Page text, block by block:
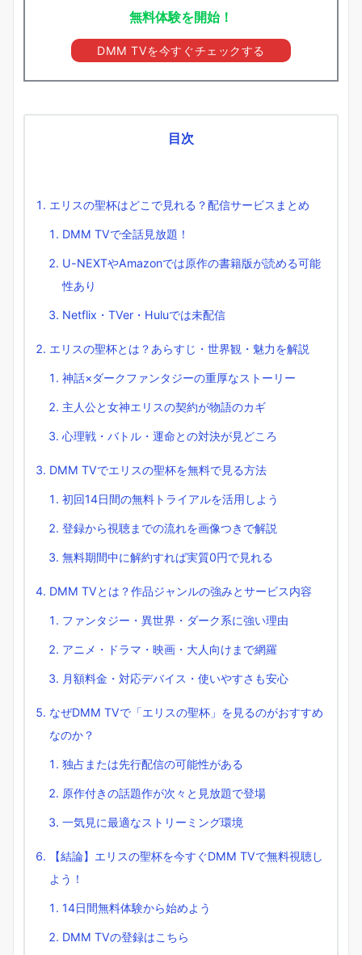
無料体験を開始！
DMM TVを今すぐチェックする
目次
エリスの聖杯はどこで見れる？配信サービスまとめ
DMM TVで全話見放題！
U-NEXTやAmazonでは原作の書籍版が読める可能
性あり
Netflix・TVer・Huluでは未配信
エリスの聖杯とは？あらすじ・世界観・魅力を解説
神話×ダークファンタジーの重厚なストーリー
主人公と女神エリスの契約が物語のカギ
心理戦・バトル・運命との対決が見どころ
DMM TVでエリスの聖杯を無料で見る方法
初回14日間の無料トライアルを活用しよう
登録から視聴までの流れを画像つきで解説
無料期間中に解約すれば実質0円で見れる
DMM TVとは？作品ジャンルの強みとサービス内容
ファンタジー・異世界・ダーク系に強い理由
アニメ・ドラマ・映画・大人向けまで網羅
月額料金・対応デバイス・使いやすさも安心
なぜDMM TVで「エリスの聖杯」を見るのがおすすめ
なのか？
独占または先行配信の可能性がある
原作付きの話題作が次々と見放題で登場
一気見に最適なストリーミング環境
【結論】エリスの聖杯を今すぐDMM TVで無料視聴し
よう！
14日間無料体験から始めよう
DMM TVの登録はこちら